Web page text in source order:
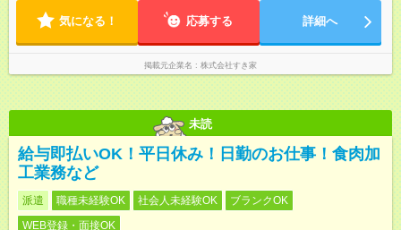
気になる！ 応募する 詳細へ
掲載元企業名 株式会社すき家
未読
給与即払いOK！平日休み！日勤のお仕事！食肉加
工業務など
派遣 職種未経験OK 社会人未経験OK
ブランクOK
WEB登録・面接OK